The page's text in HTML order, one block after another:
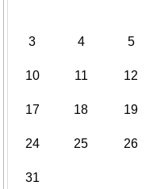
3 4 5
10 11 12
17 18 19
24 25 26
31